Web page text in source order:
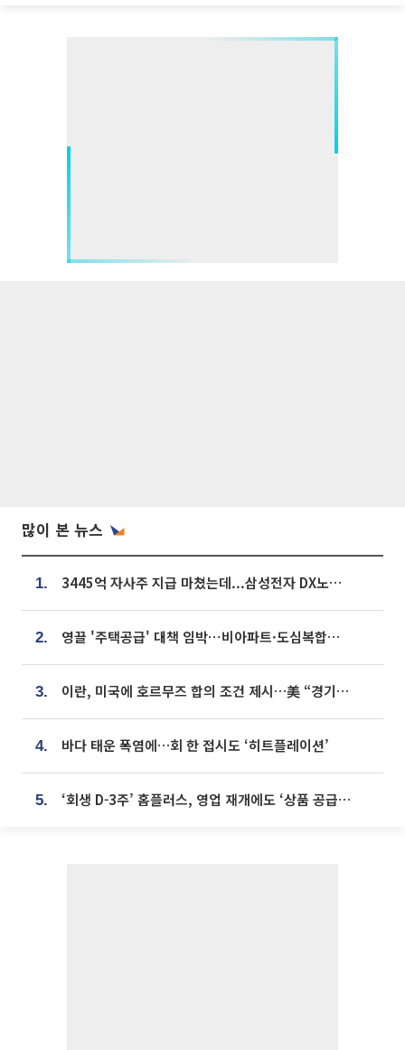
많이 본 뉴스
1. 3445억 자사주 지급 마쳤는데...삼성전자 DX노조, 뒤늦은 '떼쓰기 집회'
2. 영끌 '주택공급' 대책 임박⋯비아파트·도심복합까지 총동원
3. 이란, 미국에 호르무즈 합의 조건 제시…美 “경기 아직 안 끝나” [종합]
4. 바다 태운 폭염에…회 한 접시도 ‘히트플레이션’
5. ‘회생 D-3주’ 홈플러스, 영업 재개에도 ‘상품 공급망’ 복구가 생존 관건